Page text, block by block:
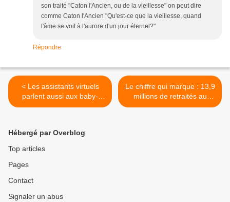
son traité "Caton l'Ancien, ou de la vieillesse" on peut dire
comme Caton l'Ancien "Qu'est-ce que la vieillesse, quand
l'âme se voit à l'aurore d'un jour éternel?"
Répondre
< Les assistants virtuels
parlent aussi aux baby-
boomers
Le chiffre qui marque : 13,9
millions de retraités au
régime général en 2015 ; >
Hébergé par Overblog
Top articles
Pages
Contact
Signaler un abus